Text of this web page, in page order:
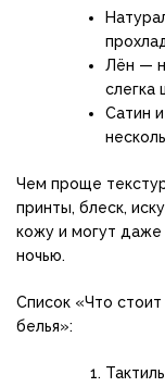
Лён —
слегка
Сатин
Чем проще
принты, блеск,
кожу и могут даже
ночью.
Список «Что
белья»: